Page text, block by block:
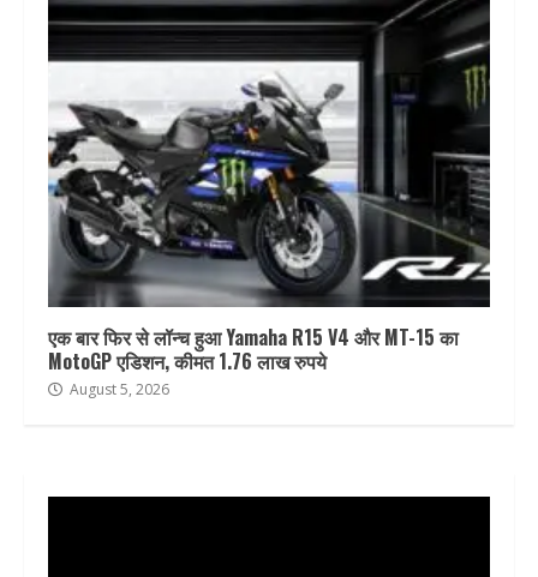
एक बार फिर से लॉन्च हुआ Yamaha R15 V4 और MT-15 का
MotoGP एडिशन, कीमत 1.76 लाख रुपये
August 5, 2026